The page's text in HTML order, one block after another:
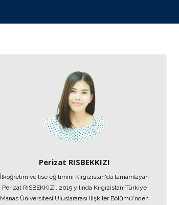
Perizat RISBEKKIZI
İlköğretim ve lise eğitimini Kırgızistan'da tamamlayan
Perizat RISBEKKIZI, 2019 yılında Kırgızistan-Türkiye
Manas Üniversitesi Uluslararası İlişkiler Bölümü'nden